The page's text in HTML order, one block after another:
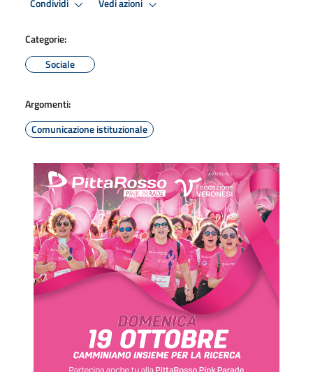
Condividi Vedi azioni
Categorie:
Sociale
Argomenti:
Comunicazione istituzionale